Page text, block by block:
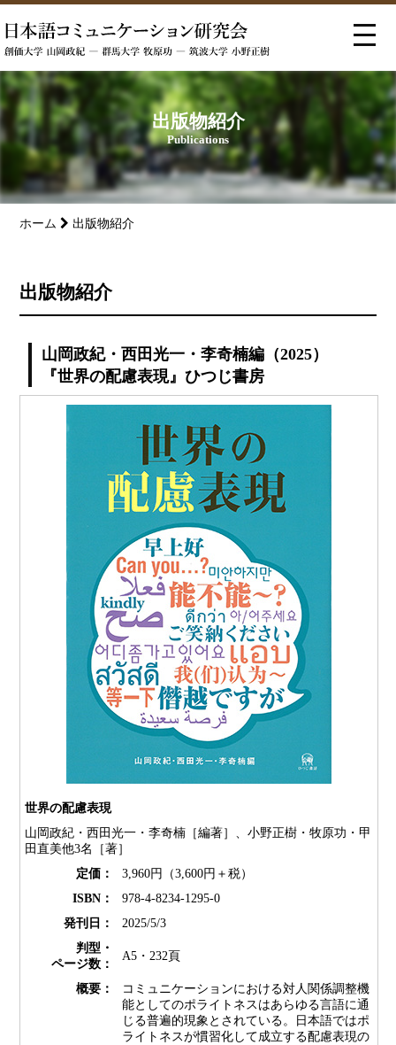
出版物紹介
Publications
ホーム 出版物紹介
出版物紹介
山岡政紀・西田光一・李奇楠編（2025）
『世界の配慮表現』ひつじ書房
世界の配慮表現
山岡政紀・西田光一・李奇楠［編著］、小野正樹・牧原功・甲
田直美他3名［著］
定価：
3,960円（3,600円＋税）
ISBN：
978-4-8234-1295-0
発刊日：
2025/5/3
判型・
ページ数：
A5・232頁
概要：
コミュニケーションにおける対人関係調整機
能としてのポライトネスはあらゆる言語に通
じる普遍的現象とされている。日本語ではポ
ライトネスが慣習化して成立する配慮表現の